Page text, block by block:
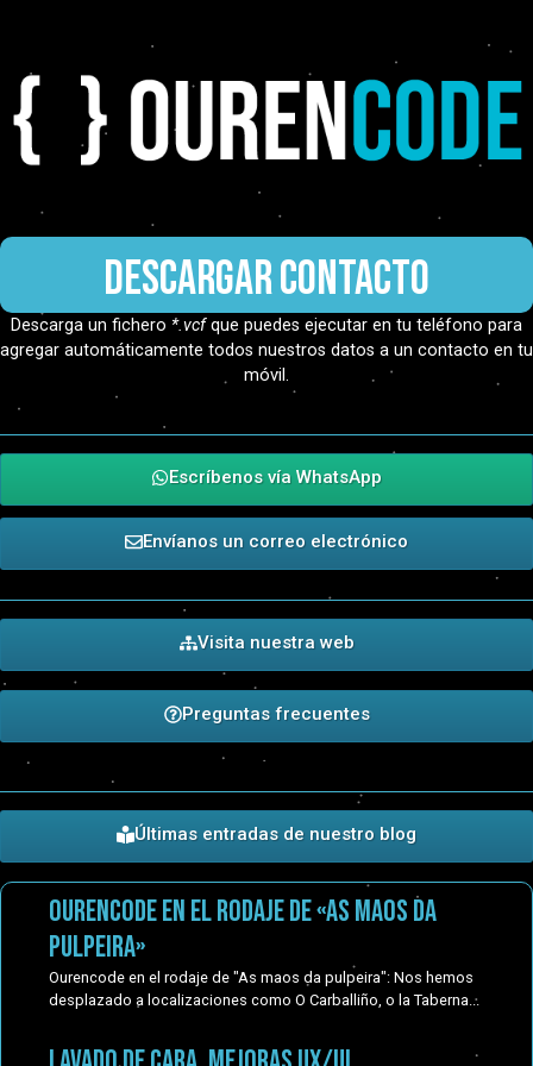
Descargar contacto
Descarga un fichero *.vcfque puedes ejecutar en tu teléfono para
agregar automáticamente todos nuestros datos a un contacto en tu
móvil.
Escríbenos vía WhatsApp
Envíanos un correo electrónico
Visita nuestra web
Preguntas frecuentes
Últimas entradas de nuestro blog
Ourencode en el rodaje de «As maos da
pulpeira»
Ourencode en el rodaje de "As maos da pulpeira": Nos hemos
desplazado a localizaciones como O Carballiño, o la Taberna...